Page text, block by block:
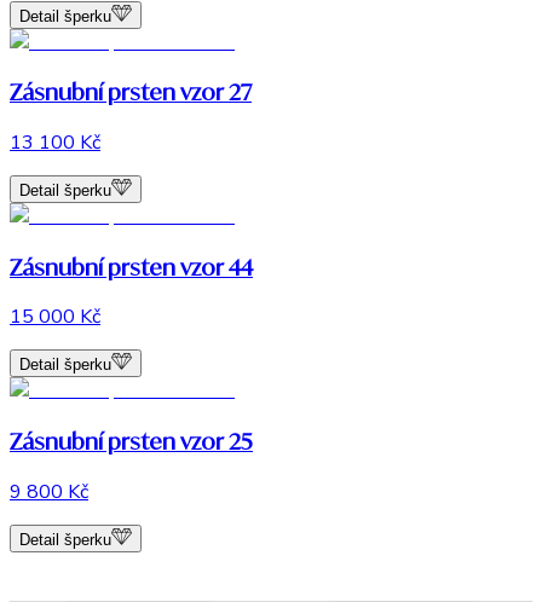
Detail šperku
Zásnubní prsten vzor 27
13 100 Kč
Detail šperku
Zásnubní prsten vzor 44
15 000 Kč
Detail šperku
Zásnubní prsten vzor 25
9 800 Kč
Detail šperku